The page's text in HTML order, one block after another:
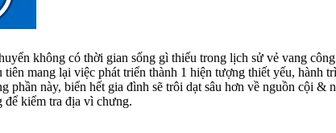
không có thời gian sống gì thiếu trong lịch sử vẻ vang
mang lại việc phát triển thành 1 hiện tượng thiết yếu, hành
này, biển hết gia đình sẽ trôi dạt sâu hơn về nguồn cội &
để kiểm tra địa vì chưng.